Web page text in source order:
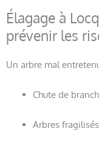
Élagage à
prévenir les
Un arbre mal
Chute de
Arbres